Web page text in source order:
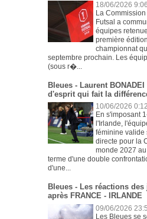
18/06/2026 9:06
La
Futsal a
équipes
première
championnat
septembre prochain. Les
(sous r�...
Bleues - Laurent
d'esprit qui fait la
10/06/2026 0:12
En s'imposant
l'Irlande,
féminine valide
directe pour la
monde 2027
terme d'une double
d'une...
Bleues - Les réactions des
après FRANCE - IRLANDE
09/06/2026
Les Bleues se